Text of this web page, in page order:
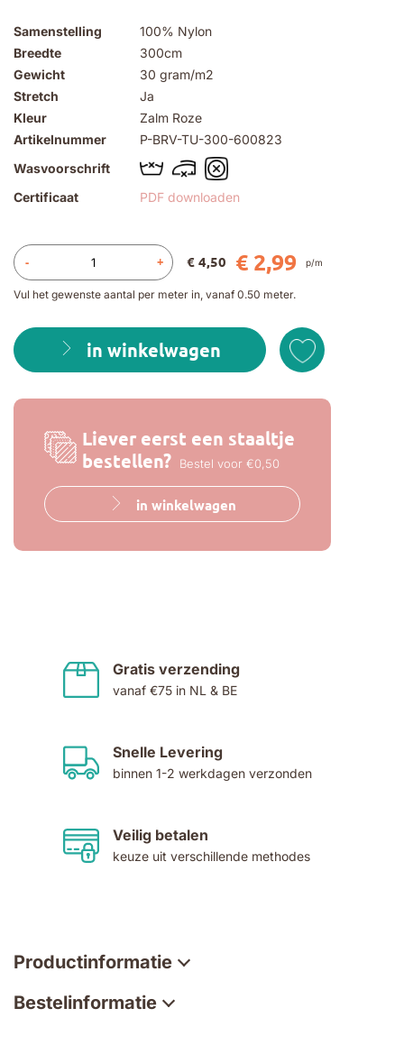
Samenstelling
100% Nylon
Breedte
300cm
Gewicht
30 gram/m2
Stretch
Ja
Kleur
Zalm Roze
Artikelnummer
P-BRV-TU-300-600823
Wasvoorschrift
Certificaat
PDF downloaden
- +
Vul het gewenste aantal per meter in, vanaf 0.50 meter.
in winkelwagen
Liever eerst een staaltje
bestellen?
Bestel voor €0,50
in winkelwagen
€ 2,99
€ 4,50 p/m
afbeeldingen-
gallerij
Gratis verzending
vanaf €75 in NL & BE
Snelle Levering
binnen 1-2 werkdagen verzonden
Veilig betalen
keuze uit verschillende methodes
Productinformatie
Bestelinformatie